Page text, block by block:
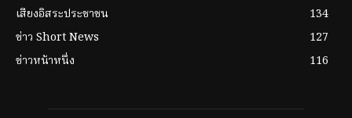
เสียงอิสระประชาชน
134
ข่าว Short News
127
ข่าวหน้าหนึ่ง
116